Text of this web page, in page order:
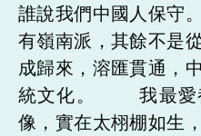
誰說我們中國人保守
有嶺南派，其餘不是
成歸來，溶匯貫通，
統文化。 我最愛
像，實在太栩棚如生